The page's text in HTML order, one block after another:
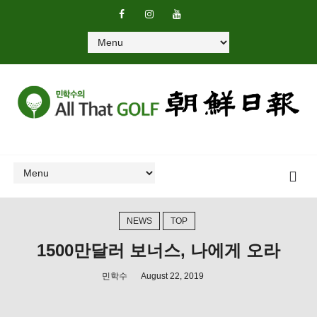
NEWS TOP
1500만달러 보너스, 나에게 오라
민학수 August 22, 2019